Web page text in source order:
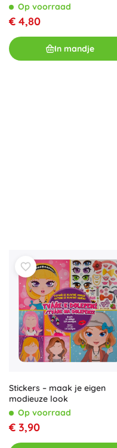
Op voorraad
€ 4,80
In mandje
Stickers – maak je eigen
modieuze look
Op voorraad
€ 3,90